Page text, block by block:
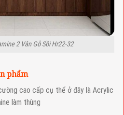
2 Vân Gỗ Sồi Hr22-32
phẩm
cao cấp cụ thể ở đây là Acrylic
làm thùng